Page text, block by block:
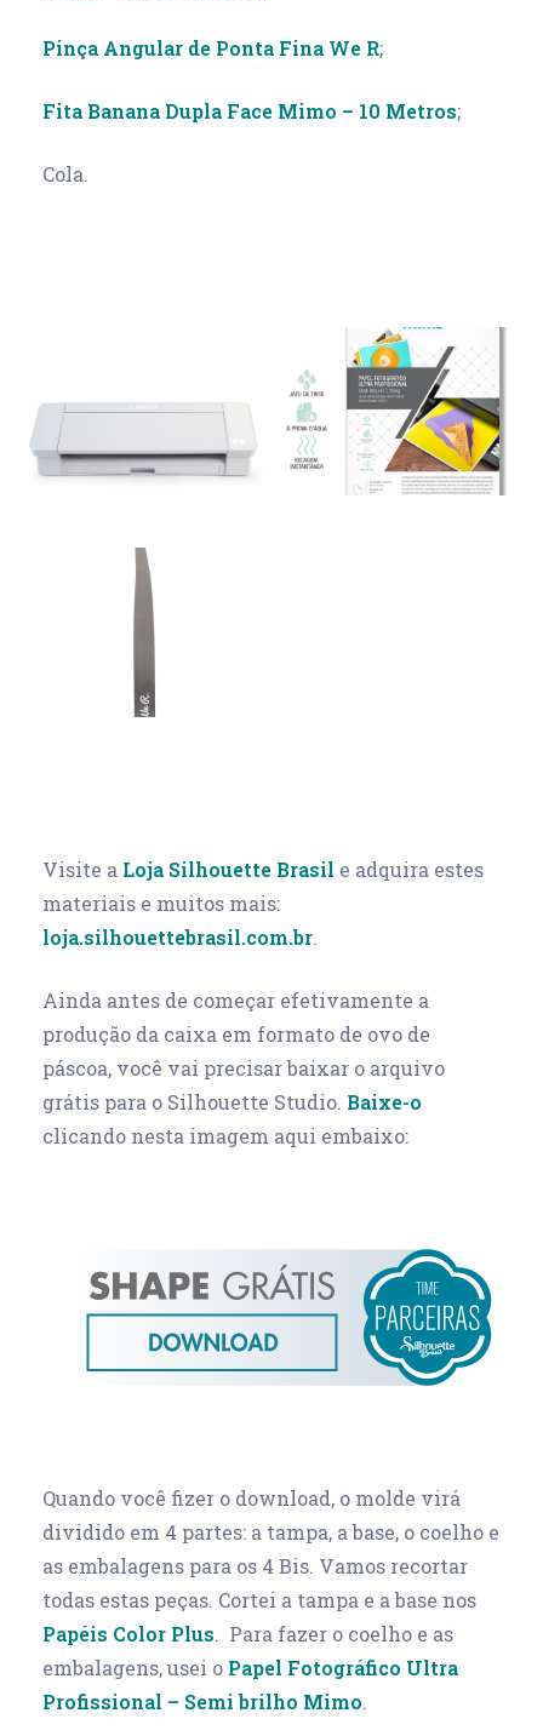
Pinça Angular de Ponta Fina We R;
Fita Banana Dupla Face Mimo – 10 Metros;
Cola.
Visite a Loja Silhouette Brasil e adquira estes
materiais e muitos mais:
loja.silhouettebrasil.com.br.
Ainda antes de começar efetivamente a
produção da caixa em formato de ovo de
páscoa, você vai precisar baixar o arquivo
grátis para o Silhouette Studio. Baixe-o
clicando nesta imagem aqui embaixo:
Quando você fizer o download, o molde virá
dividido em 4 partes: a tampa, a base, o coelho e
as embalagens para os 4 Bis. Vamos recortar
todas estas peças. Cortei a tampa e a base nos
Papéis Color Plus. Para fazer o coelho e as
embalagens, usei o Papel Fotográfico Ultra
Profissional – Semi brilho Mimo.